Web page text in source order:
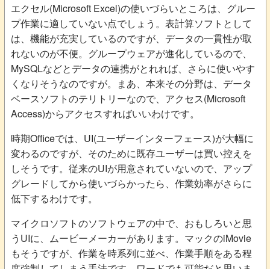
エクセル(Microsoft Excel)の使いづらいところは、グルー
プ作業に適していない点でしょう。表計算ソフトとして
は、機能が充実しているのですが、データの一貫性が取
れないのが不便。グループウェアが進化しているので、
MySQLなどとデータの連携がとれれば、さらに使いやす
くなりそうなのですが。まあ、本来その分野は、データ
ベースソフトのテリトリーなので、アクセス(Microsoft
Access)からアクセスすればいいわけです。
時期Officeでは、UI(ユーザーインターフェース)が大幅に
変わるのですが、そのために既存ユーザーは買い控えを
しそうです。従来のUIが用意されていないので、アップ
グレードしてから使いづらかったら、作業効率がさらに
低下するわけです。
マイクロソフトのソフトウェアの中で、おもしろいと思
うUIに、ムービーメーカーがあります。マックのiMovie
もそうですが、作業を時系列に並べ、作業手順をある程